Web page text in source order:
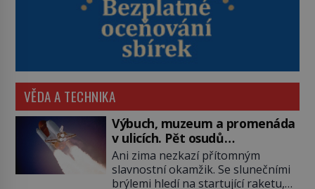
VĚDA A TECHNIKA
Výbuch, muzeum a promenáda
v ulicích. Pět osudů
nejslavnějších raketoplánů
Ani zima nezkazí přítomným
slavnostní okamžik. Se slunečními
brýlemi hledí na startující raketu,